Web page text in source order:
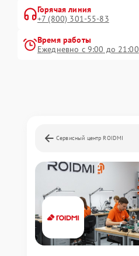
Горячая линия
+7 (800) 301-55-83
Время работы
Ежедневно с 9:00 до 21:00
Сервисный центр ROIDMI